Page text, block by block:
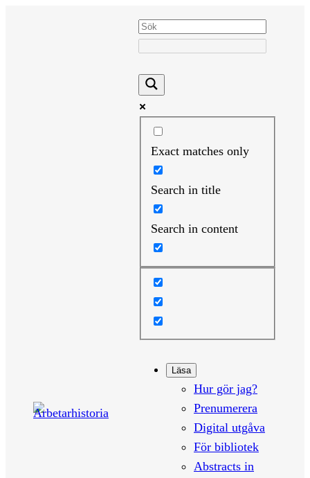
Exact matches only
Search in title
Search in content
Läsa
Hur gör jag?
Prenumerera
Digital utgåva
För bibliotek
Abstracts in